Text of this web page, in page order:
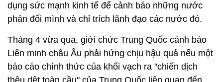
dụng sức mạnh kinh tế để cảnh báo những nước
phản đối mình và chỉ trích lãnh đạo các nước đó.
Tháng 4 vừa qua, giới chức Trung Quốc cảnh báo
Liên minh châu Âu phải hứng chịu hậu quả nếu một
báo cáo chính thức của khối vạch ra "chiến dịch
thêu dệt toàn cầu" của Trung Quốc liên quan đến